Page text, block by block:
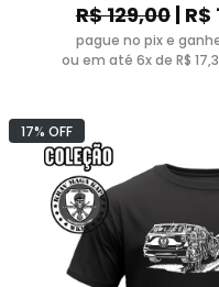
R$ 129,00| R$
pague no pix e
ou em até 6x de R$
17% OFF